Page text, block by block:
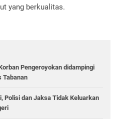
yang berkualitas.
Pengeroyokan didampingi
Tabanan
Polisi dan Jaksa Tidak Keluarkan